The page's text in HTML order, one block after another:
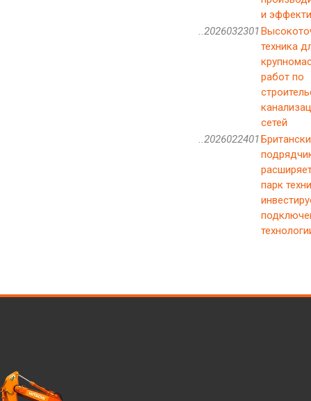
и
..2026032301
техника
работ по
сетей
..2026022401
парк